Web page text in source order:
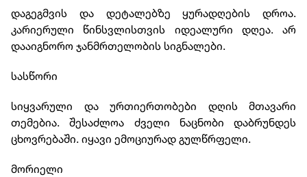
დაგეგმვის და დეტალებზე ყურადღების დროა.
კარიერული წინსვლისთვის იდეალური დღეა. არ
დააიგნორო ჯანმრთელობის სიგნალები.
სასწორი
სიყვარული და ურთიერთობები დღის მთავარი
თემებია. შესაძლოა ძველი ნაცნობი დაბრუნდეს
ცხოვრებაში. იყავი ემოციურად გულწრფელი.
მორიელი